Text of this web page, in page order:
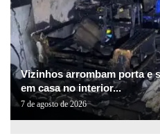
Vizinhos arrombam porta e
em casa no interior...
7 de agosto de 2026